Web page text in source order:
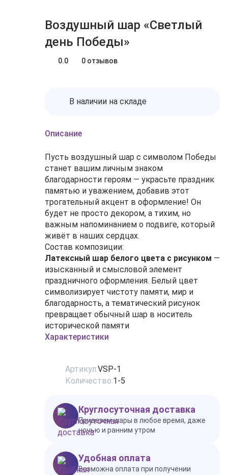
Воздушный шар «Светлый
день Победы»
0.0 0 отзывов
В наличии на складе
Описание
Пусть воздушный шар с символом Победы
станет вашим личным знаком
благодарности героям — украсьте праздник
памятью и уважением, добавив этот
трогательный акцент в оформление! Он
будет не просто декором, а тихим, но
важным напоминанием о подвиге, который
живёт в наших сердцах.
Состав композиции:
Латексный шар белого цвета с рисунком —
изысканный и смысловой элемент
праздничного оформления. Белый цвет
символизирует чистоту памяти, мир и
благодарность, а тематический рисунок
превращает обычный шар в носитель
исторической памяти
Характеристики
Артикул:VSP-1
Количество:1-5
Круглосуточная доставка
Привезем шары в любое время, даже
ночью и ранним утром
Удобная оплата
Возможна оплата при получении